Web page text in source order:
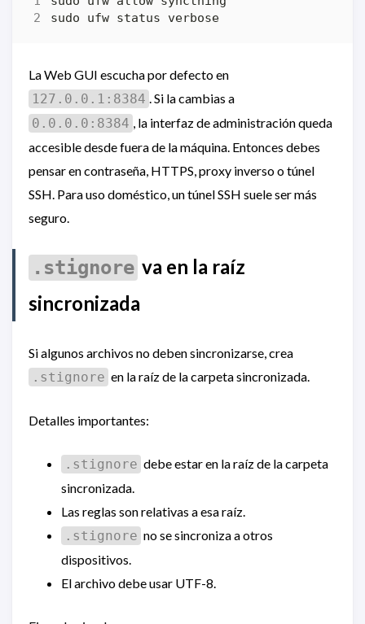
La Web GUI escucha por defecto en
127.0.0.1:8384 . Si la cambias a
0.0.0.0:8384 , la interfaz de administración queda
accesible desde fuera de la máquina. Entonces debes
pensar en contraseña, HTTPS, proxy inverso o túnel
SSH. Para uso doméstico, un túnel SSH suele ser más
seguro.
.stignore va en la raíz
sincronizada
Si algunos archivos no deben sincronizarse, crea
.stignore en la raíz de la carpeta sincronizada.
Detalles importantes:
.stignore debe estar en la raíz de la carpeta
sincronizada.
Las reglas son relativas a esa raíz.
.stignore no se sincroniza a otros
dispositivos.
El archivo debe usar UTF-8.